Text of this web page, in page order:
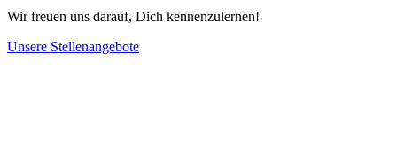
Wir freuen uns darauf, Dich kennenzulernen!
Unsere Stellenangebote